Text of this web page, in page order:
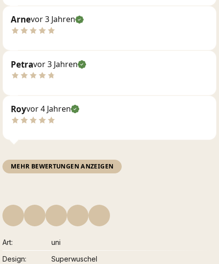
Arnevor 3 Jahren
Petravor 3 Jahren
Royvor 4 Jahren
MEHR BEWERTUNGEN ANZEIGEN
Art
uni
Design
Superwuschel